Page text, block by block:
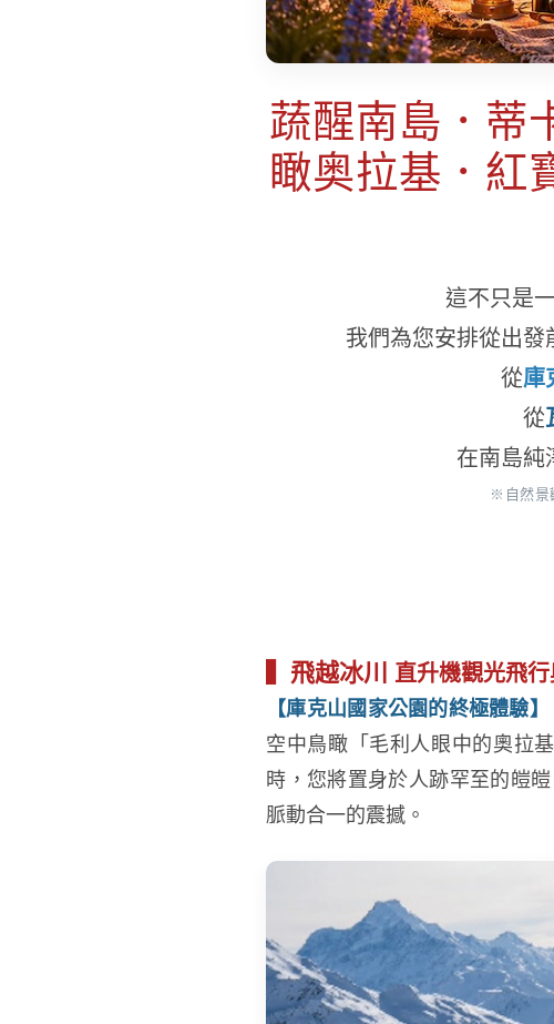
蔬醒南島．蒂
瞰奥拉基．紅
這不只是
我們為您安排從出發
從庫
從
在南島純
※自然景
▍飛越冰川 直升機觀光飛
【庫克山國家公園的終極體驗】
空中鳥瞰「毛利人眼中的奧拉
時，您將置身於人跡罕至的皚
脈動合一的震撼。